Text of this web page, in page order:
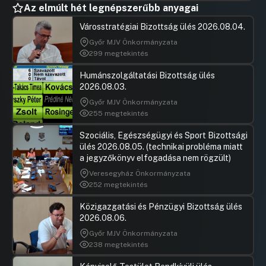
A Sportliget mellett fekvő, Hangár utca 10.
szám alatti ingatlanon velodrom létesítése (59.
számú előterjesztés)
UGRÁS A NAPIREND ELEJÉRE
A Budapest X. kerület, Cserkesz utca 34. szám
alatti nem lakás céljára szolgáló helyiség
elidegenítése (47. számú előterjesztés)
UGRÁS A NAPIREND ELEJÉRE
A Sportliget mellett fekvő, Hangár utca 10.
szám alatti ingatlanon velodrom létesítése (59.
számú előterjesztés)
UGRÁS A NAPIREND ELEJÉRE
A Budapest X. kerület, Téglavető utca 36. szám
alatt lévő ingatlan elidegenítése (94. számú
előterjesztés)
UGRÁS A NAPIREND ELEJÉRE
Az elmúlt hét legnépszerűbb anyagai
Városstratégiai Bizottság ülés 2026.08.04.
Győr MJV Önkormányzata
299 megtekintés
Humánszolgáltatási Bizottság ülés
2026.08.03.
Győr MJV Önkormányzata
255 megtekintés
Szociális, Egészségügyi és Sport Bizottsági
ülés 2026.08.05. (technikai probléma miatt
a jegyzőkönyv elfogadása nem rögzült)
Veresegyház Önkormányzata
252 megtekintés
Közigazgatási és Pénzügyi Bizottság ülés
2026.08.06.
Győr MJV Önkormányzata
238 megtekintés